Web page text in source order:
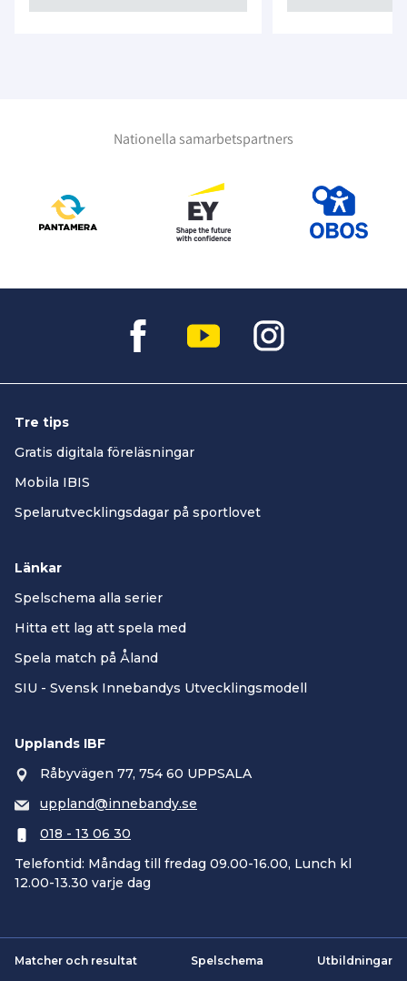
Nationella samarbetspartners
Tre tips
Gratis digitala föreläsningar
Mobila IBIS
Spelarutvecklingsdagar på sportlovet
Länkar
Spelschema alla serier
Hitta ett lag att spela med
Spela match på Åland
SIU - Svensk Innebandys Utvecklingsmodell
Upplands IBF
Råbyvägen 77, 754 60 UPPSALA
uppland@innebandy.se
018 - 13 06 30
Telefontid: Måndag till fredag 09.00-16.00, Lunch kl
12.00-13.30 varje dag
Matcher och resultat Spelschema Utbildningar